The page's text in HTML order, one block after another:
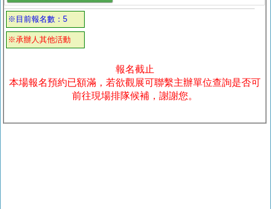
※目前報名數：5
※承辦人其他活動
報名截止
本場報名預約已額滿，若欲觀展可聯繫主辦單位查詢是否可
前往現場排隊候補，謝謝您。